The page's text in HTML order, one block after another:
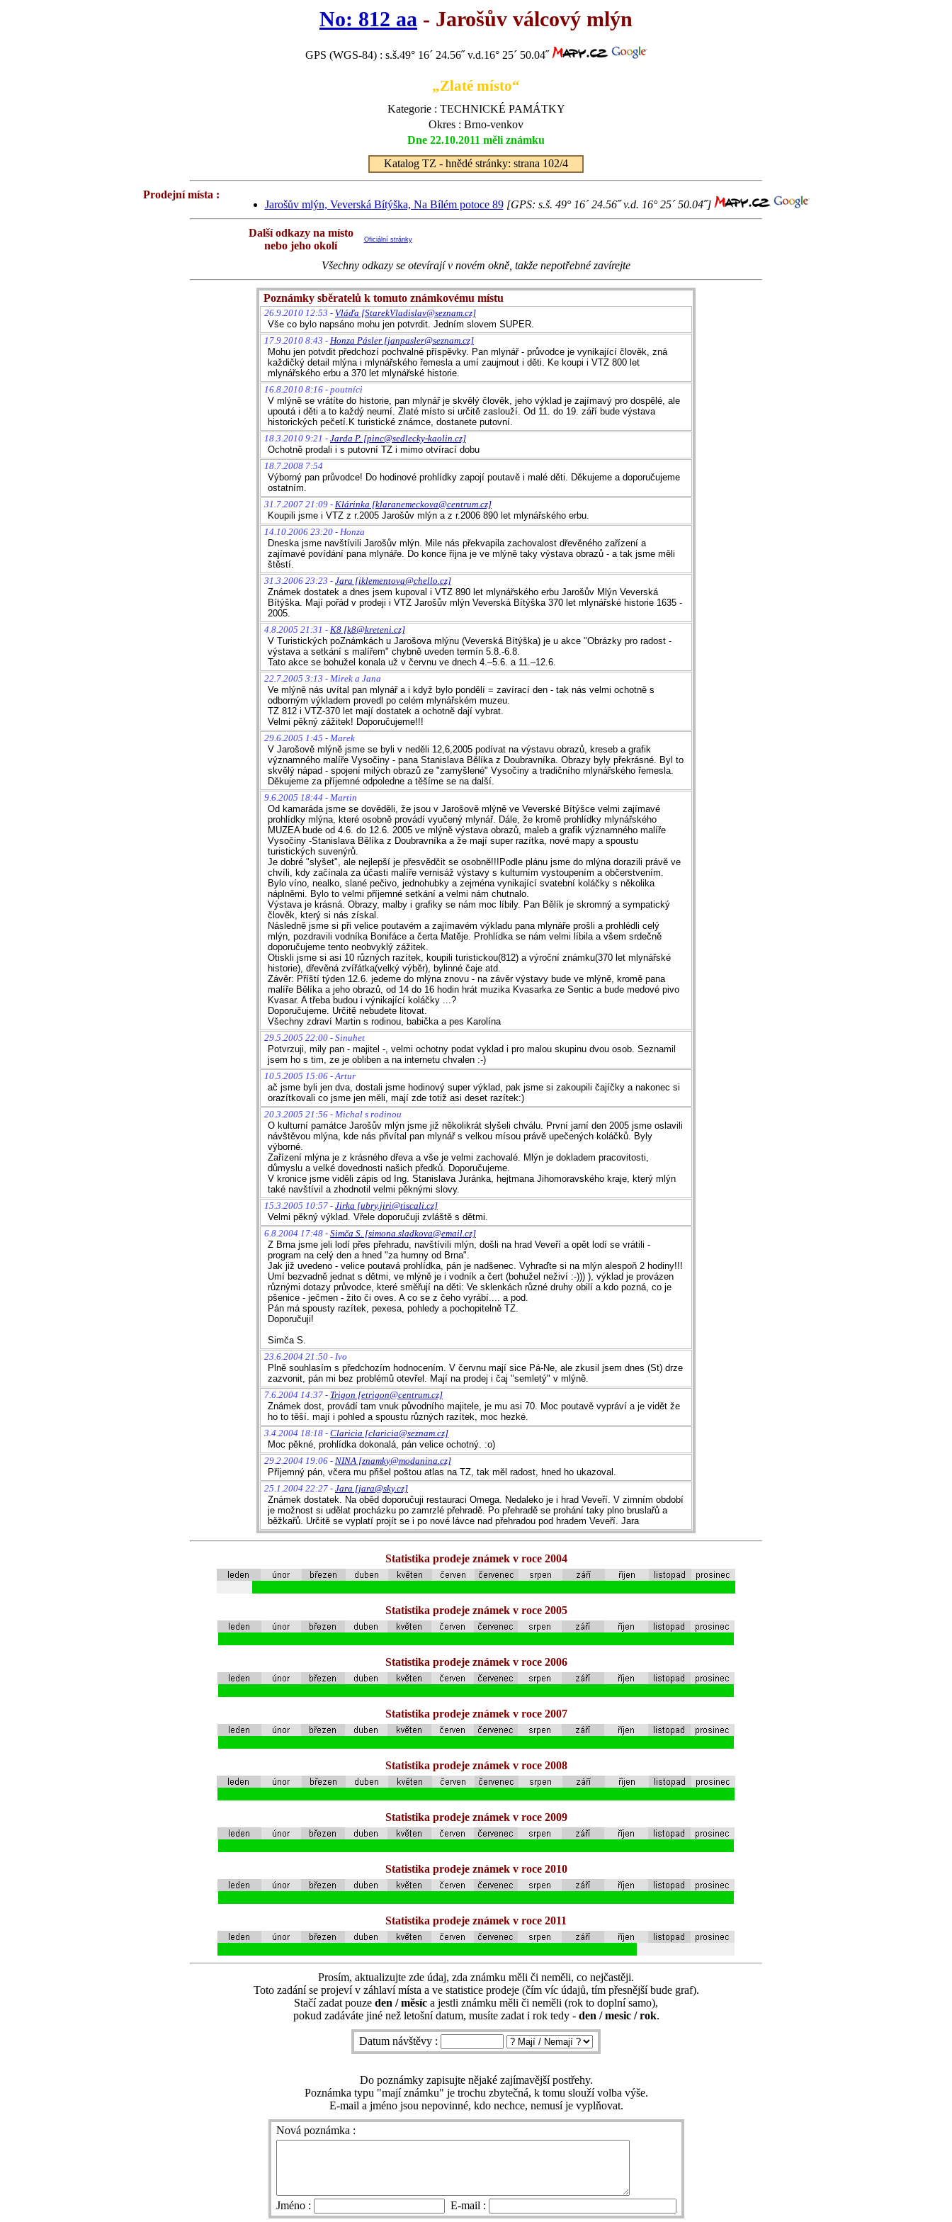
No: 812 aa - Jarošův válcový mlýn
GPS (WGS-84) : s.š.49° 16´ 24.56˝ v.d.16° 25´ 50.04˝
„Zlaté místo“
Kategorie : TECHNICKÉ PAMÁTKY
Okres : Brno-venkov
Dne 22.10.2011 měli známku
Katalog TZ - hnědé stránky: strana 102/4
Prodejní místa :
Jarošův mlýn, Veverská Bítýška, Na Bílém potoce 89 [GPS: s.š. 49° 16´ 24.56˝ v.d. 16° 25´ 50.04˝]
Další odkazy na místo
nebo jeho okolí
Oficiální stránky
Všechny odkazy se otevírají v novém okně, takže nepotřebné zavírejte
Poznámky sběratelů k tomuto známkovému místu
26.9.2010 12:53 - Vláďa [StarekVladislav@seznam.cz]
Vše co bylo napsáno mohu jen potvrdit. Jedním slovem SUPER.
17.9.2010 8:43 - Honza Pásler [janpasler@seznam.cz]
Mohu jen potvdit předchozí pochvalné příspěvky. Pan mlynář - průvodce je vynikající člověk, zná
každičký detail mlýna i mlynářského řemesla a umí zaujmout i děti. Ke koupi i VTZ 800 let
mlynářského erbu a 370 let mlynářské historie.
16.8.2010 8:16 - poutníci
V mlýně se vrátíte do historie, pan mlynář je skvělý člověk, jeho výklad je zajímavý pro dospělé, ale
upoutá i děti a to každý neumí. Zlaté místo si určitě zaslouží. Od 11. do 19. září bude výstava
historických pečetí.K turistické známce, dostanete putovní.
18.3.2010 9:21 - Jarda P. [pinc@sedlecky-kaolin.cz]
Ochotně prodali i s putovní TZ i mimo otvírací dobu
18.7.2008 7:54
Výborný pan průvodce! Do hodinové prohlídky zapojí poutavě i malé děti. Děkujeme a doporučujeme
ostatním.
31.7.2007 21:09 - Klárinka [klaranemeckova@centrum.cz]
Koupili jsme i VTZ z r.2005 Jarošův mlýn a z r.2006 890 let mlynářského erbu.
14.10.2006 23:20 - Honza
Dneska jsme navštívili Jarošův mlýn. Mile nás překvapila zachovalost dřevěného zařízení a
zajímavé povídání pana mlynáře. Do konce října je ve mlýně taky výstava obrazů - a tak jsme měli
štěstí.
31.3.2006 23:23 - Jara [iklementova@chello.cz]
Známek dostatek a dnes jsem kupoval i VTZ 890 let mlynářského erbu Jarošův Mlýn Veverská
Bítýška. Mají pořád v prodeji i VTZ Jarošův mlýn Veverská Bítýška 370 let mlynářské historie 1635 -
2005.
4.8.2005 21:31 - K8 [k8@kreteni.cz]
V Turistických poZnámkách u Jarošova mlýnu (Veverská Bítýška) je u akce "Obrázky pro radost -
výstava a setkání s malířem" chybně uveden termín 5.8.-6.8.
Tato akce se bohužel konala už v červnu ve dnech 4.–5.6. a 11.–12.6.
22.7.2005 3:13 - Mirek a Jana
Ve mlýně nás uvítal pan mlynář a i když bylo pondělí = zavírací den - tak nás velmi ochotně s
odborným výkladem provedl po celém mlynářském muzeu.
TZ 812 i VTZ-370 let mají dostatek a ochotně dají vybrat.
Velmi pěkný zážitek! Doporučujeme!!!
29.6.2005 1:45 - Marek
V Jarošově mlýně jsme se byli v neděli 12,6,2005 podívat na výstavu obrazů, kreseb a grafik
významného malíře Vysočiny - pana Stanislava Bělíka z Doubravníka. Obrazy byly překrásné. Byl to
skvělý nápad - spojení milých obrazů ze "zamyšlené" Vysočiny a tradičního mlynářského řemesla.
Děkujeme za příjemné odpoledne a těšíme se na další.
9.6.2005 18:44 - Martin
Od kamaráda jsme se dověděli, že jsou v Jarošově mlýně ve Veverské Bítýšce velmi zajímavé
prohlídky mlýna, které osobně provádí vyučený mlynář. Dále, že kromě prohlídky mlynářského
MUZEA bude od 4.6. do 12.6. 2005 ve mlýně výstava obrazů, maleb a grafik významného malíře
Vysočiny -Stanislava Bělíka z Doubravníka a že mají super razítka, nové mapy a spoustu
turistických suvenýrů.
Je dobré "slyšet", ale nejlepší je přesvědčit se osobně!!!Podle plánu jsme do mlýna dorazili právě ve
chvíli, kdy začínala za účasti malíře vernisáž výstavy s kulturním vystoupením a občerstvením.
Bylo víno, nealko, slané pečivo, jednohubky a zejména vynikající svatební koláčky s několika
náplněmi. Bylo to velmi příjemné setkání a velmi nám chutnalo.
Výstava je krásná. Obrazy, malby i grafiky se nám moc líbily. Pan Bělík je skromný a sympatický
člověk, který si nás získal.
Následně jsme si při velice poutavém a zajímavém výkladu pana mlynáře prošli a prohlédli celý
mlýn, pozdravili vodníka Bonifáce a čerta Matěje. Prohlídka se nám velmi líbila a všem srdečně
doporučujeme tento neobvyklý zážitek.
Otiskli jsme si asi 10 různých razítek, koupili turistickou(812) a výroční známku(370 let mlynářské
historie), dřevěná zvířátka(velký výběr), bylinné čaje atd.
Závěr: Příští týden 12.6. jedeme do mlýna znovu - na závěr výstavy bude ve mlýně, kromě pana
malíře Bělíka a jeho obrazů, od 14 do 16 hodin hrát muzika Kvasarka ze Sentic a bude medové pivo
Kvasar. A třeba budou i výnikající koláčky ...?
Doporučujeme. Určitě nebudete litovat.
Všechny zdraví Martin s rodinou, babička a pes Karolína
29.5.2005 22:00 - Sinuhet
Potvrzuji, mily pan - majitel -, velmi ochotny podat vyklad i pro malou skupinu dvou osob. Seznamil
jsem ho s tim, ze je obliben a na internetu chvalen :-)
10.5.2005 15:06 - Artur
ač jsme byli jen dva, dostali jsme hodinový super výklad, pak jsme si zakoupili čajíčky a nakonec si
orazítkovali co jsme jen měli, mají zde totiž asi deset razítek:)
20.3.2005 21:56 - Michal s rodinou
O kulturní památce Jarošův mlýn jsme již několikrát slyšeli chválu. První jarní den 2005 jsme oslavili
návštěvou mlýna, kde nás přivítal pan mlynář s velkou mísou právě upečených koláčků. Byly
výborné.
Zařízení mlýna je z krásného dřeva a vše je velmi zachovalé. Mlýn je dokladem pracovitosti,
důmyslu a velké dovednosti našich předků. Doporučujeme.
V kronice jsme viděli zápis od Ing. Stanislava Juránka, hejtmana Jihomoravského kraje, který mlýn
také navštívil a zhodnotil velmi pěknými slovy.
15.3.2005 10:57 - Jirka [ubry.jiri@tiscali.cz]
Velmi pěkný výklad. Vřele doporučuji zvláště s dětmi.
6.8.2004 17:48 - Simča S. [simona.sladkova@email.cz]
Z Brna jsme jeli lodí přes přehradu, navštívili mlýn, došli na hrad Veveří a opět lodí se vrátili -
program na celý den a hned "za humny od Brna".
Jak již uvedeno - velice poutavá prohlídka, pán je nadšenec. Vyhraďte si na mlýn alespoň 2 hodiny!!!
Umí bezvadně jednat s dětmi, ve mlýně je i vodník a čert (bohužel neživí :-))) ), výklad je provázen
různými dotazy průvodce, které směřují na děti: Ve sklenkách různé druhy obilí a kdo pozná, co je
pšenice - ječmen - žito či oves. A co se z čeho vyrábí.... a pod.
Pán má spousty razítek, pexesa, pohledy a pochopitelně TZ.
Doporučuji!
Simča S.
23.6.2004 21:50 - Ivo
Plně souhlasím s předchozím hodnocením. V červnu mají sice Pá-Ne, ale zkusil jsem dnes (St) drze
zazvonit, pán mi bez problémů otevřel. Mají na prodej i čaj "semletý" v mlýně.
7.6.2004 14:37 - Trigon [etrigon@centrum.cz]
Známek dost, provádí tam vnuk původního majitele, je mu asi 70. Moc poutavě vypráví a je vidět že
ho to těší. mají i pohled a spoustu různých razítek, moc hezké.
3.4.2004 18:18 - Claricia [claricia@seznam.cz]
Moc pěkné, prohlídka dokonalá, pán velice ochotný. :o)
29.2.2004 19:06 - NINA [znamky@modanina.cz]
Příjemný pán, včera mu přišel poštou atlas na TZ, tak měl radost, hned ho ukazoval.
25.1.2004 22:27 - Jara [jara@sky.cz]
Známek dostatek. Na oběd doporučuji restauraci Omega. Nedaleko je i hrad Veveří. V zimním období
je možnost si udělat procházku po zamrzlé přehradě. Po přehradě se prohání taky plno bruslařů a
běžkařů. Určitě se vyplatí projít se i po nové lávce nad přehradou pod hradem Veveří. Jara
Statistika prodeje známek v roce 2004
Statistika prodeje známek v roce 2005
Statistika prodeje známek v roce 2006
Statistika prodeje známek v roce 2007
Statistika prodeje známek v roce 2008
Statistika prodeje známek v roce 2009
Statistika prodeje známek v roce 2010
Statistika prodeje známek v roce 2011
Prosím, aktualizujte zde údaj, zda známku měli či neměli, co nejčastěji.
Toto zadání se projeví v záhlaví místa a ve statistice prodeje (čím víc údajů, tím přesnější bude graf).
Stačí zadat pouze den / měsíc a jestli známku měli či neměli (rok to doplní samo),
pokud zadáváte jiné než letošní datum, musíte zadat i rok tedy - den / mesic / rok.
Datum návštěvy :
Do poznámky zapisujte nějaké zajímavější postřehy.
Poznámka typu "mají známku" je trochu zbytečná, k tomu slouží volba výše.
E-mail a jméno jsou nepovinné, kdo nechce, nemusí je vyplňovat.
Nová poznámka :
Jméno : E-mail :